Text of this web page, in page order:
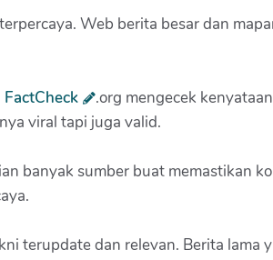
Web berita besar dan
FactCheck
.org mengecek
viral tapi juga valid.
banyak sumber buat memastikan
terupdate dan relevan. Berita lama